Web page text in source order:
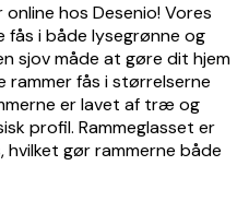
hos Desenio! Vores
i både lysegrønne og
sjov måde at gøre dit hjem
rammer fås i størrelserne
er lavet af træ og
profil. Rammeglasset er
gør rammerne både